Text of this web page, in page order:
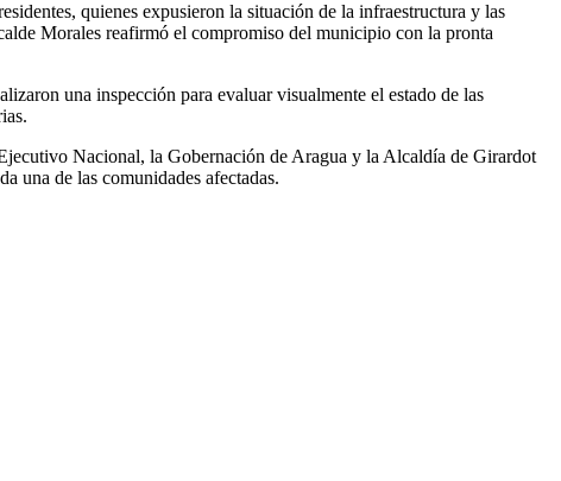
quienes expusieron la situación de la infraestructura y las
Morales reafirmó el compromiso del municipio con la pronta
una inspección para evaluar visualmente el estado de las
Nacional, la Gobernación de Aragua y la Alcaldía de Girardot
una de las comunidades afectadas.